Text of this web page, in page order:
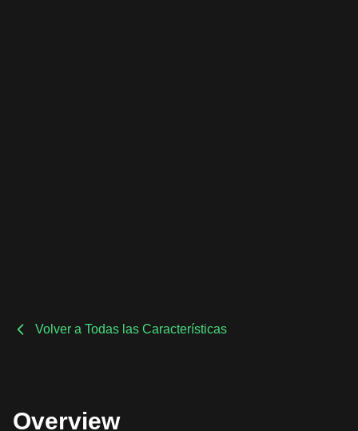
Volver a Todas las Características
Overview